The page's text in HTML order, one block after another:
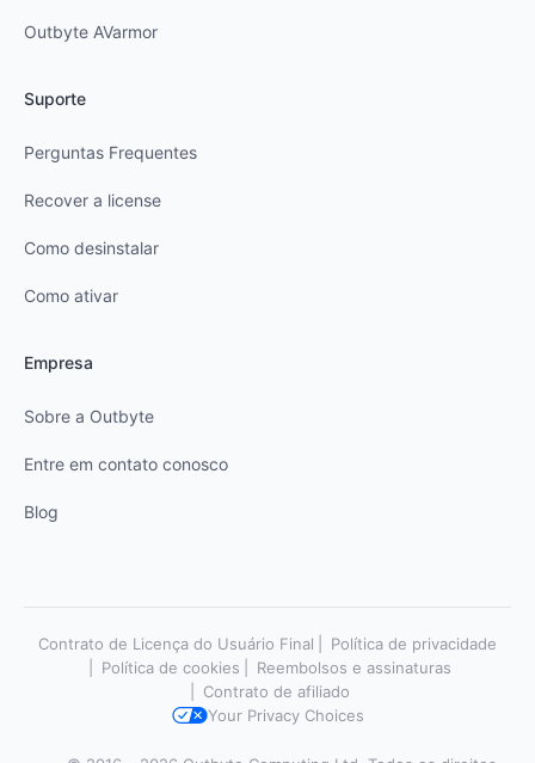
Outbyte AVarmor
Suporte
Perguntas Frequentes
Recover a license
Como desinstalar
Como ativar
Empresa
Sobre a Outbyte
Entre em contato conosco
Blog
Contrato de Licença do Usuário Final
Política de privacidade
Política de cookies
Reembolsos e assinaturas
Contrato de afiliado
Your Privacy Choices